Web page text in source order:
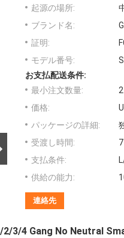
起源の場所:
ブランド名:
証明:
モデル番号:
お支払配送条件:
最小注文数量:
価格:
パッケージの詳細:
受渡し時間:
支払条件:
供給の能力:
連絡先
3/4 Gang No Neutral